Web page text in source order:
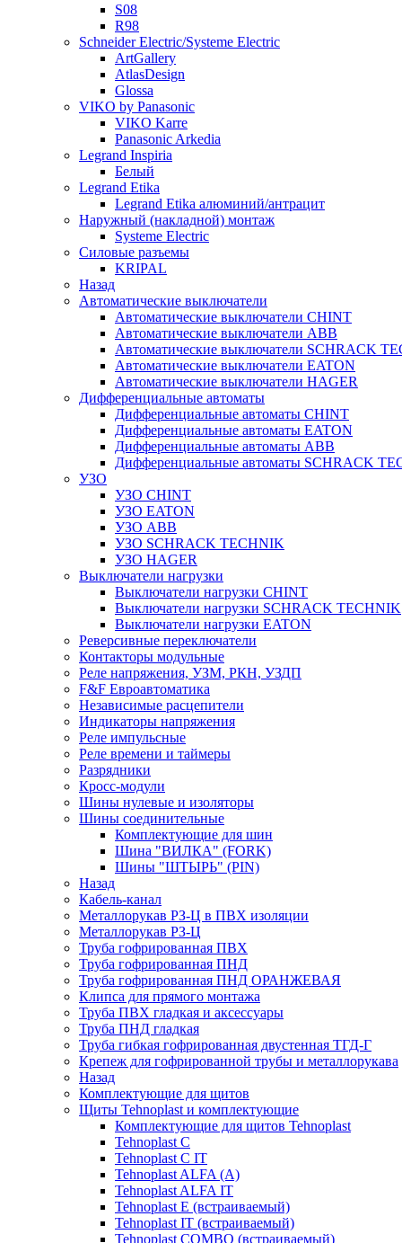
S08
R98
Schneider Electric/Systeme Electric
ArtGallery
AtlasDesign
Glossa
VIKO by Panasonic
VIKO Karre
Panasonic Arkedia
Legrand Inspiria
Белый
Legrand Etika
Legrand Etika алюминий/антрацит
Наружный (накладной) монтаж
Systeme Electric
Силовые разъемы
KRIPAL
Назад
Автоматические выключатели
Автоматические выключатели CHINT
Автоматические выключатели ABB
Автоматические выключатели SCHRACK
Автоматические выключатели EATON
Автоматические выключатели HAGER
Дифференциальные автоматы
Дифференциальные автоматы CHINT
Дифференциальные автоматы EATON
Дифференциальные автоматы ABB
Дифференциальные автоматы SCHRACK
УЗО
УЗО CHINT
УЗО EATON
УЗО ABB
УЗО SCHRACK TECHNIK
УЗО HAGER
Выключатели нагрузки
Выключатели нагрузки CHINT
Выключатели нагрузки SCHRACK TECHNIK
Выключатели нагрузки EATON
Реверсивные переключатели
Контакторы модульные
Реле напряжения, УЗМ, РКН, УЗДП
F&F Евроавтоматика
Независимые расцепители
Индикаторы напряжения
Реле импульсные
Реле времени и таймеры
Разрядники
Кросс-модули
Шины нулевые и изоляторы
Шины соединительные
Комплектующие для шин
Шина "ВИЛКА" (FORK)
Шины "ШТЫРЬ" (PIN)
Назад
Кабель-канал
Металлорукав РЗ-Ц в ПВХ изоляции
Металлорукав РЗ-Ц
Труба гофрированная ПВХ
Труба гофрированная ПНД
Труба гофрированная ПНД ОРАНЖЕВАЯ
Клипса для прямого монтажа
Труба ПВХ гладкая и аксессуары
Труба ПНД гладкая
Труба гибкая гофрированная двустенная ТГД-Г
Крепеж для гофрированной трубы и металлорукава
Назад
Комплектующие для щитов
Щиты Tehnoplast и комплектующие
Комплектующие для щитов Tehnoplast
Tehnoplast C
Tehnoplast C IT
Tehnoplast ALFA (А)
Tehnoplast ALFA IT
Tehnoplast E (встраиваемый)
Tehnoplast IT (встраиваемый)
Tehnoplast COMBO (встраиваемый)